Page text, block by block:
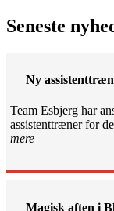
Seneste
Ny
Team Esbjerg har
assistenttræner for
mere
Magisk aften i